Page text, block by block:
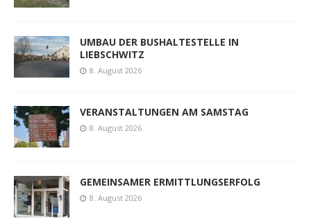
UMBAU DER BUSHALTESTELLE IN
LIEBSCHWITZ
8. August 2026
VERANSTALTUNGEN AM SAMSTAG
8. August 2026
GEMEINSAMER ERMITTLUNGSERFOLG
8. August 2026